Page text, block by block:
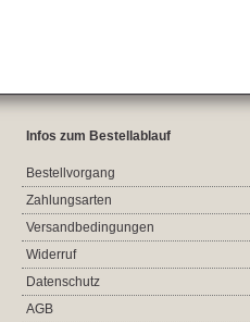
Infos zum Bestellablauf
Bestellvorgang
Zahlungsarten
Versandbedingungen
Widerruf
Datenschutz
AGB